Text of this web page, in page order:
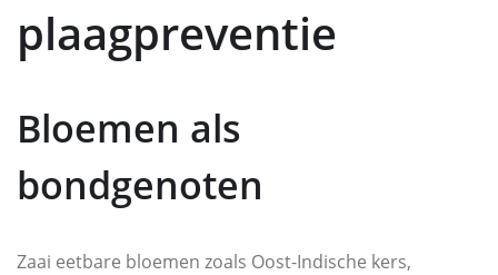
plaagpreventie
Bloemen als
bondgenoten
Zaai eetbare bloemen zoals Oost-Indische kers,